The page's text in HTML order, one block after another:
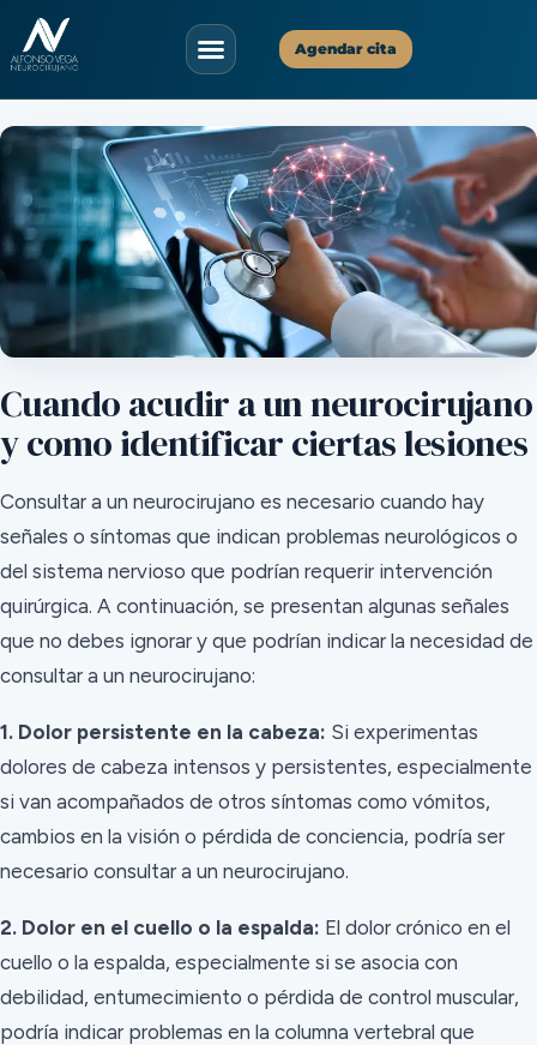
Agendar cita
Cuando acudir a un neurocirujano
y como identificar ciertas lesiones
Consultar a un neurocirujano es necesario cuando hay
señales o síntomas que indican problemas neurológicos o
del sistema nervioso que podrían requerir intervención
quirúrgica. A continuación, se presentan algunas señales
que no debes ignorar y que podrían indicar la necesidad de
consultar a un neurocirujano:
1. Dolor persistente en la cabeza: Si experimentas
dolores de cabeza intensos y persistentes, especialmente
si van acompañados de otros síntomas como vómitos,
cambios en la visión o pérdida de conciencia, podría ser
necesario consultar a un neurocirujano.
2. Dolor en el cuello o la espalda: El dolor crónico en el
cuello o la espalda, especialmente si se asocia con
debilidad, entumecimiento o pérdida de control muscular,
podría indicar problemas en la columna vertebral que
Disponible ahora
¡Hola! Soy tu asistente virtual. ¿En qué puedo
ayudarte hoy?
06:17